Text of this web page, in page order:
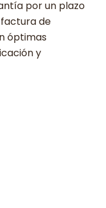
por un plazo
de
óptimas
y